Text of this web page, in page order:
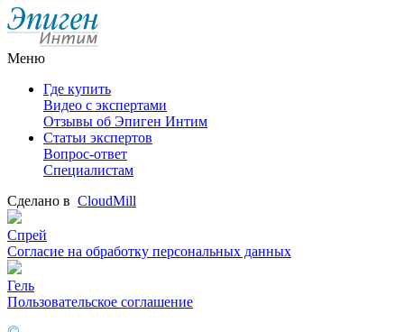
Меню
Где купить
Видео с экспертами
Отзывы об Эпиген Интим
Статьи экспертов
Вопрос-ответ
Специалистам
Сделано в СloudMill
Спрей
Согласие на обработку персональных данных
Гель
Пользовательское соглашение